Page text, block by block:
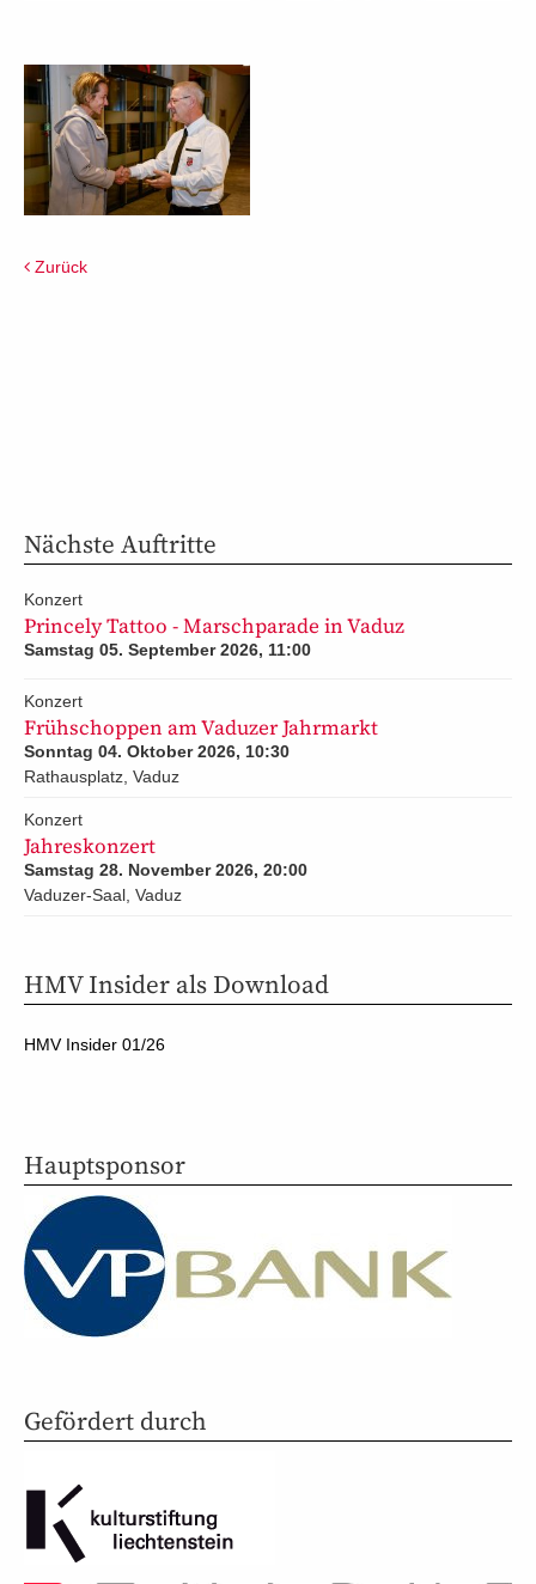
Zurück
Nächste Auftritte
Konzert
Princely Tattoo - Marschparade in Vaduz
Samstag 05. September 2026, 11:00
Konzert
Frühschoppen am Vaduzer Jahrmarkt
Sonntag 04. Oktober 2026, 10:30
Rathausplatz, Vaduz
Konzert
Jahreskonzert
Samstag 28. November 2026, 20:00
Vaduzer-Saal, Vaduz
HMV Insider als Download
HMV Insider 01/26
Hauptsponsor
Gefördert durch